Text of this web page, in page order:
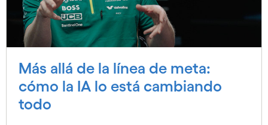
Más allá de la línea de meta:
cómo la IA lo está cambiando
todo